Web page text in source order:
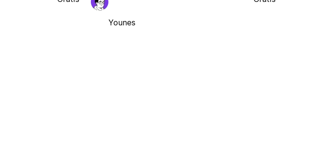
Younes